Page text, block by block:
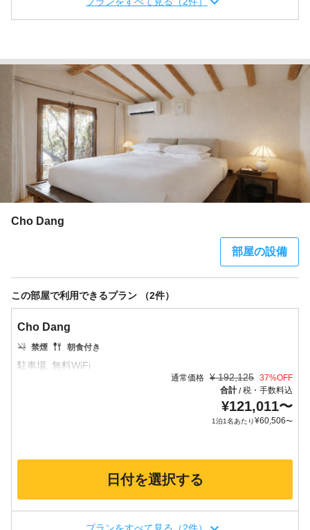
Cho Dang
部屋の設備
この部屋で利用できるプラン （2件）
Cho Dang
禁煙 朝食付き
通常価格 ¥ 192,125 37%OFF
合計/税・手数料込
¥121,011〜
1泊1名あたり¥60,506〜
日付を選択する